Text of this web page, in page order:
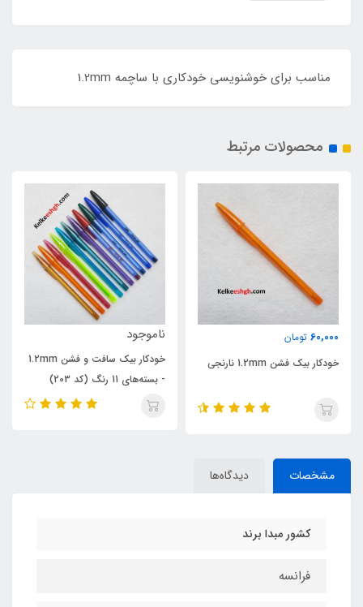
مناسب برای خوشنویسی خودکاری با ساچمه 1.2mm
محصولات مرتبط
ناموجود ناموجود
خودکار بیک فشن 1.2mm -
بسته‌های 3 رنگ خاص (کد 202)
مشخصات دیدگاه‌ها
کشور مبدا برند
فرانسه